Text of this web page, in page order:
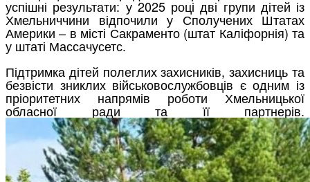
успішні результати: у 2025 році дві групи дітей із
Хмельниччини відпочили у Сполучених Штатах
Америки – в місті Сакраменто (штат Каліфорнія) та
у штаті Массачусетс.
Підтримка дітей полеглих захисників, захисниць та
безвісти зниклих військовослужбовців є одним із
пріоритетних напрямів роботи Хмельницької
обласної ради та її партнерів.